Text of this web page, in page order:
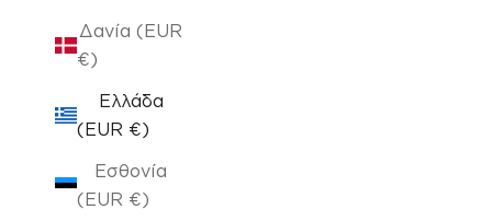
Δανία (EUR
€)
Ελλάδα
(EUR €)
Εσθονία
(EUR €)